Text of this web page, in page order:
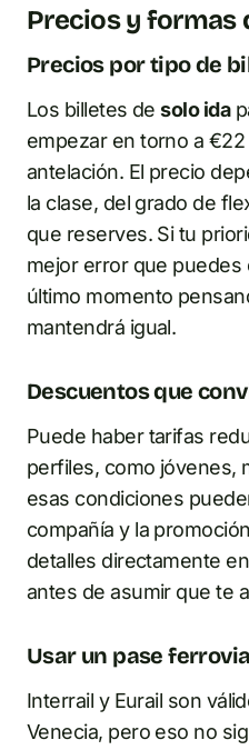
Precios y formas
Precios por tipo de
Los billetes desolo ida
empezar en torno a
antelación. El precio
la clase, del grado de
que reserves. Si tu
mejor error que puedes
último momento
mantendrá igual.
Descuentos que
Puede haber tarifas
perfiles, como jóvenes,
esas condiciones
compañía y la
detalles directamente
antes de asumir que te
Usar un pase
Interrail y Eurail son
Venecia, pero eso no